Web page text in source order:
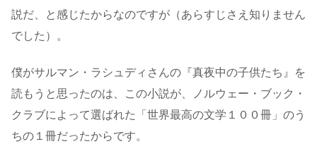
説だ、と感じたからなのですが（あらすじさえ知りません
でした）。
僕がサルマン・ラシュディさんの『真夜中の子供たち』を
読もうと思ったのは、この小説が、ノルウェー・ブック・
クラブによって選ばれた「世界最高の文学１００冊」のう
ちの１冊だったからです。